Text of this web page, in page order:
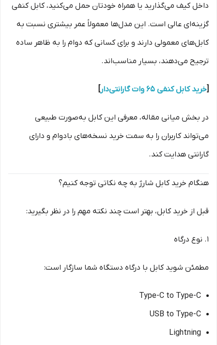
داخل کیف می‌گذارید یا همراه خودتان حمل می‌کنید، کابل کنفی
گزینه‌ای عالی است. این مدل‌ها معمولاً عمر بیشتری نسبت به
کابل‌های معمولی دارند و برای کسانی که دوام را به ظاهر ساده
ترجیح می‌دهند، بسیار مناسب‌اند.
[خرید کابل کنفی 65 وات گارانتی‌دار ]
در بخش میانی مقاله، معرفی این کابل به‌صورت طبیعی
می‌تواند کاربران را به سمت خرید نسخه‌های بادوام و دارای
گارانتی هدایت کند.
هنگام خرید کابل شارژ به چه نکاتی توجه کنیم؟
قبل از خرید کابل، بهتر است چند نکته مهم را در نظر بگیرید:
1. نوع درگاه
مطمئن شوید کابل با درگاه دستگاه شما سازگار است:
Type-C to Type-C
USB to Type-C
Lightning